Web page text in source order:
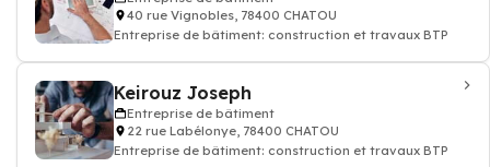
40 rue Vignobles, 78400 CHATOU
Entreprise de bâtiment: construction et travaux BTP
Keirouz Joseph
Entreprise de bâtiment
22 rue Labélonye, 78400 CHATOU
Entreprise de bâtiment: construction et travaux BTP